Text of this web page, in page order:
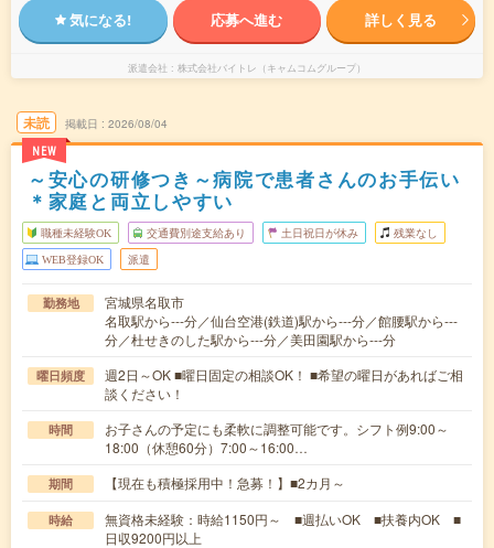
気になる! 応募へ進む 詳しく見る
派遣会社 株式会社バイトレ（キャムコムグループ）
未読
NEW
掲載日 2026/08/04
～安心の研修つき～病院で患者さんのお手伝い
＊家庭と両立しやすい
職種未経験OK 交通費別途支給あり 土日祝日が休み 残業なし
WEB登録OK 派遣
勤務地
宮城県名取市
名取駅から---分／仙台空港(鉄道)駅から---分／館腰駅から---
分／杜せきのした駅から---分／美田園駅から---分
曜日頻度
週2日～OK ■曜日固定の相談OK！ ■希望の曜日があればご相
談ください！
時間
お子さんの予定にも柔軟に調整可能です。シフト例9:00～
18:00（休憩60分）7:00～16:00…
期間 【現在も積極採用中！急募！】■2カ月～
時給
無資格未経験：時給1150円～ ■週払いOK ■扶養内OK ■
日収9200円以上